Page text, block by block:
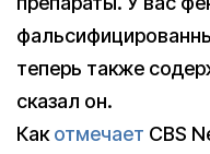
теперь также
сказал он.
Какотмечает CBS